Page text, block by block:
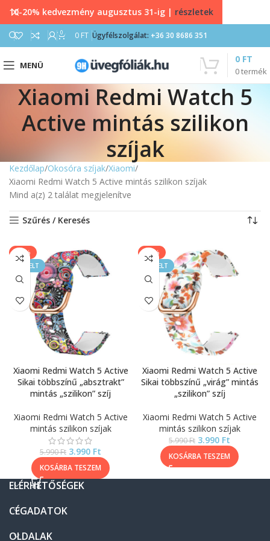
0 0 FT Ügyfélszolgálat: +36 30 8686 351
MENÜ
0termék
0 FT
Xiaomi Redmi Watch 5
Active mintás szilikon
szíjak
Kezdőlap Okosóra szíjak Xiaomi
Xiaomi Redmi Watch 5 Active mintás szilikon szíjak
Mind a(z) 2 találat megjelenítve
Szűrés / Keresés
-33%
KIEMELT
Xiaomi Redmi Watch 5 Active
Sikai többszínű „absztrakt”
mintás „szilikon” szíj
Xiaomi Redmi Watch 5 Active
mintás szilikon szíjak
5.990Ft 3.990 Ft
KOSÁRBA TESZEM
-33%
KIEMELT
Xiaomi Redmi Watch 5 Active
Sikai többszínű „virág” mintás
„szilikon” szíj
Xiaomi Redmi Watch 5 Active
mintás szilikon szíjak
5.990Ft 3.990 Ft
KOSÁRBA TESZEM
ELÉRHETŐSÉGEK
CÉGADATOK
OLDALAK
10-20% kedvezmény augusztus 31-ig | részletek